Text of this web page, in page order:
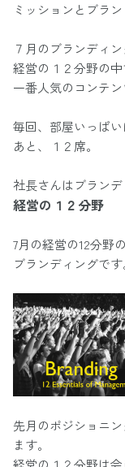
ミッションとブラ
７月のブランディン
経営の１２分野の中
一番人気のコンテン
毎回、部屋いっぱい
あと、１２席。
社長さんはブランデ
経営の１２分野
7月の経営の12分野
ブランディングです
先月のポジショニ
ます。